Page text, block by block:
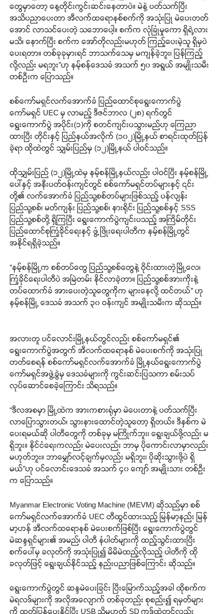
တွေမှာတော့ နေ့တိုင်းကွင်းဆင်းနေတာပဲ။ မဲနဲ့ ပတ်သက်ပြီး
အသိပညာပေးတာ အီလက်ထရောနစ်စက်ကို အသုံးပြု မဲပေးတတ်
အောင် လာသင်ပေးတဲ့ သဘောပေါ့။ စက်က လုံခြုံမှုကော ရှိရဲ့လား
မသိ၊ နောက်ပြီး စက်က အော်တိုလည်းမဟုတ် ကြည့်ပေးမဲ့သူ ရှိမှပဲ
ပေးရတာ။ တစ်ခုခုမှားရင် ဘာသက်သေမှ မကျန်ခဲ့ဘူး၊ ပြန်ကြည့်
လို့လည်း မရဘူး”ဟု နမ့်စန်ဒေသခံ အသက် ၅၀ အရွယ် အမျိုးသမီး
တစ်ဦးက ပြောသည်။
စစ်ကော်မရှင်လက်အောက်ခံ ပြည်ထောင်စုရွေးကောက်ပွဲ
ကော်မရှင် UEC မှ လာမည့် ဒီဇင်ဘာလ (၂၈) ရက်တွင်
ရွေးကောက်ပွဲ အပိုင်း(၁)ကို စတင်ကျင်းပသွားမည်ဟု ကြေညာ
ထားပြီး တိုင်းနှင့် ပြည်နယ်အလိုက် (၁၀၂)မြို့နယ် စာရင်းထုတ်ပြန်
ခဲ့ရာ ထိုထဲတွင် သျှမ်းပြည်မှ (၁၂)မြို့နယ် ပါဝင်သည်။
ထိုသျှမ်းပြည် (၁၂)မြို့ထဲမှ နမ့်စန်မြို့နယ်လည်း ပါဝင်ပြီး နမ့်စန်မြို့
ပေါ်နှင့် အနီးပတ်ဝန်းကျင်တွင် စစ်ကော်မရှင်တပ်များနှင့် ၎င်း
တို့၏ လက်အောက်ခံ ပြည်သူ့စစ်တပ်များဖြစ်သည့် ပန်လျန်း
ပြည်သူ့စစ်၊ မတ်ကျန်း ပြည်သူ့စစ်၊ နားရိုင်း ပြည်သူ့စစ်နှင့် SSS
ပြည်သူ့စစ်တို့ ရှိကြပြီး ရွေးကောက်ပွဲကျင်းပသည့် အကြိမ်တိုင်း
ပြည်ထောင်စုကြံ့ခိုင်ရေးနှင့် ဖွံ့ဖြိုးရေးပါတီက နမ့်စန်မြို့တွင်
အနိုင်ရရှိခဲ့သည်။
“နမ့်စန်မြို့က စစ်တပ်တွေ ပြည်သူ့စစ်တွေနဲ့ ဝိုင်းထားတဲ့မြို့လေ၊
ကြံ့ခိုင်ရေးပါတီပဲ အမြဲတမ်း နိုင်လာခဲ့တာ။ ပြည်သူ့စစ်အားကိုးနဲ့
တပ်ထောက်ခံ အားပေးတဲ့သူတွေကိုက များနေလို့ ထင်တယ်” ဟု
နမ့်စန်မြို့ ဒေသခံ အသက် ၃၀ ဝန်းကျင် အမျိုးသမီးက ဆိုသည်။
အလားတူ ပင်လောင်းမြို့နယ်တွင်လည်း စစ်ကော်မရှင်၏
ရွေးကောက်ပွဲအတွက် အီလက်ထရောနစ် မဲပေးစက်ကို အသုံးပြု
တတ်စေရန် စစ်ကော်မရှင်လက်အောက်ခံ မြို့နယ်ရွေးကောက်ပွဲ
ကော်မရှင်အဖွဲ့ခွဲမှ ဒေသခံများကို ကွင်းဆင်းပြသကာ စမ်းသပ်
လုပ်ဆောင်စေခဲ့ကြောင်း သိရသည်။
“ဒီလအစမှာ မြို့ထဲက အားကစားရုံမှာ မဲပေးတာနဲ့ ပတ်သက်ပြီး
လာပြောသွားတယ်၊ သွားနားထောင်တဲ့သူတော့ ရှိတယ်။ ဒီနှစ်က မဲ
ပေးရမယ်ဆို ပါတီတွေကို တစ်ခုမှ မကြိုက်ဘူး၊ ရွေးချယ်ဖို့လည်း မ
ရှိဘူး။ နိုင်ငံရေးကလည်း မဲပေးလည်း ဘာမှ ပိုကောင်းလာမှာလည်း
မဟုတ်ဘူး။ ဘာမျှော်လင့်ချက်မှလည်း မရှိဘူး၊ ပိုဆိုးသွားဖို့ပဲ ရှိ
မယ်”ဟု ပင်လောင်းဒေသခံ အသက် ၄၀ ကျော် အမျိုးသား တစ်ဦး
က ပြောသည်။
Myanmar Electronic Voting Machine (MEVM) ဆိုသည်မှာ စစ်
ကော်မရှင်လက်အောက်ခံ UEC တီထွင်ထားသည့် မြန်မာ့နည်း မြန်
မာ့ဟန် အီလက်ထရောနစ် မဲပေးစက်ဖြစ်ပြီး ရွေးကောက်ပွဲတွင်
မဲဆန္ဒရှင်များ၏ အမည်၊ ပါတီ နံပါတ်များကို ထည့်သွင်းထားပြီး
စက်ပေါ်မှ ခလုတ်ကို အသုံးပြု၍ မိမိမဲထည့်လိုသည့် ပါတီကို ထို
ခလုတ်ဖြင့် ရွေးချယ်နိုင်သည့် နည်းပညာဖြစ်ကြောင်း ဆိုသည်။
ရွေးကောက်ပွဲတွင် ဆန္ဒမဲပေးခြင်း ပြီးမြောက်သည့်အခါ ထိုစက်က
မဲရလဒ်များကို အလိုအလျောက် တစ်ခုတည်း စုစည်း၍ ရမှတ်များ
ကို ထုတ်ပြန်ပေးနိုင်ပြီး USB သို့မဟုတ် SD ကဒ်ထဲတွင်လည်း